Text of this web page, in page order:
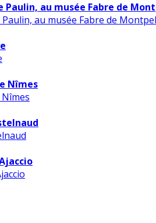
au musée Fabre de
Nîmes